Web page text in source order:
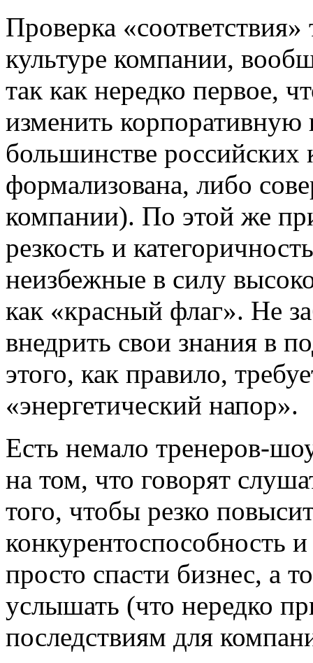
Проверка
культуре компании,
так как нередко первое,
изменить корпоративную
большинстве
формализована, либо
компании). По этой же
резкость и
неизбежные в силу
как «красный флаг». Не
внедрить свои знания в
этого, как правило,
«энергетический напор».
Есть немало тренеров-
на том, что говорят
того, чтобы резко
конкурентоспособность
просто спасти бизнес, а
услышать (что нередко
последствиям для